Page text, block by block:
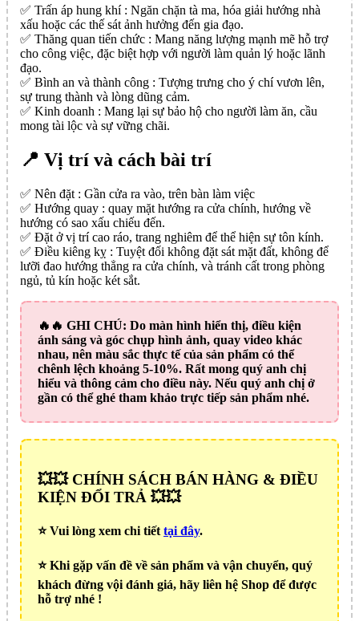
✅️ Trấn áp hung khí : Ngăn chặn tà ma, hóa giải hướng nhà
xấu hoặc các thế sát ảnh hưởng đến gia đạo.
✅️ Thăng quan tiến chức : Mang năng lượng mạnh mẽ hỗ trợ
cho công việc, đặc biệt hợp với người làm quản lý hoặc lãnh
đạo.
✅️ Bình an và thành công : Tượng trưng cho ý chí vươn lên,
sự trung thành và lòng dũng cảm.
✅️ Kinh doanh : Mang lại sự bảo hộ cho người làm ăn, cầu
mong tài lộc và sự vững chãi.
📍 Vị trí và cách bài trí
✅️ Nên đặt : Gần cửa ra vào, trên bàn làm việc
✅️ Hướng quay : quay mặt hướng ra cửa chính, hướng về
hướng có sao xấu chiếu đến.
✅️ Đặt ở vị trí cao ráo, trang nghiêm để thể hiện sự tôn kính.
✅️ Điều kiêng kỵ : Tuyệt đối không đặt sát mặt đất, không để
lưỡi đao hướng thẳng ra cửa chính, và tránh cất trong phòng
ngủ, tủ kín hoặc két sắt.
🔥🔥 GHI CHÚ: Do màn hình hiển thị, điều kiện
ánh sáng và góc chụp hình ảnh, quay video khác
nhau, nên màu sắc thực tế của sản phẩm có thể
chênh lệch khoảng 5-10%. Rất mong quý anh chị
hiểu và thông cảm cho điều này. Nếu quý anh chị ở
gần có thể ghé tham khảo trực tiếp sản phẩm nhé.
💥💥 CHÍNH SÁCH BÁN HÀNG & ĐIỀU
KIỆN ĐỔI TRẢ 💥💥
⭐️ Vui lòng xem chi tiết tại đây.
⭐️ Khi gặp vấn đề về sản phẩm và vận chuyển, quý
khách đừng vội đánh giá, hãy liên hệ Shop để được
hỗ trợ nhé !